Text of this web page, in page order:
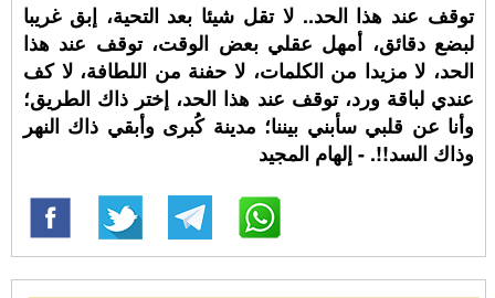
توقف عند هذا الحد.. لا تقل شيئا بعد التحية، إبق غريبا
لبضع دقائق، أمهل عقلي بعض الوقت، توقف عند هذا
الحد، لا مزيدا من الكلمات، لا حفنة من اللطافة، لا كف
عندي لباقة ورد، توقف عند هذا الحد، إختر ذاك الطريق؛
وأنا عن قلبي سأبني بيننا؛ مدينة كُبرى وأبقي ذاك النهر
وذاك السد!!. - إلهام المجيد